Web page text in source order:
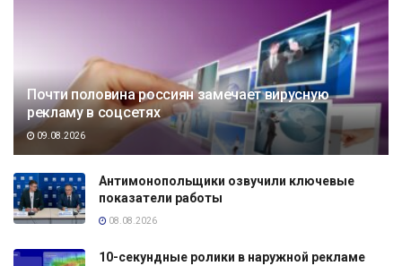
Почти половина россиян замечает вирусную
рекламу в соцсетях
09.08.2026
Антимонопольщики озвучили ключевые
показатели работы
08.08.2026
10-секундные ролики в наружной рекламе